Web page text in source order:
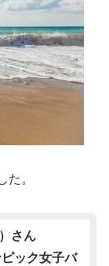
た。
さん
ック女子バ